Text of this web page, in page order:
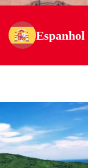
Espanhol